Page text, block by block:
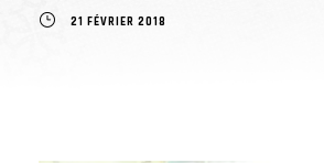
21 FÉVRIER 2018